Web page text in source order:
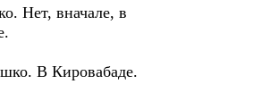
Нет, вначале, в
В Кировабаде.